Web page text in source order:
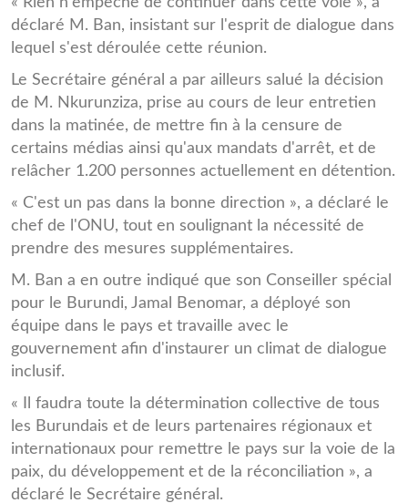
déclaré M. Ban, insistant sur l'esprit de dialogue dans
lequel s'est déroulée cette réunion.
Le Secrétaire général a par ailleurs salué la décision
de M. Nkurunziza, prise au cours de leur entretien
dans la matinée, de mettre fin à la censure de
certains médias ainsi qu'aux mandats d'arrêt, et de
relâcher 1.200 personnes actuellement en détention.
« C'est un pas dans la bonne direction », a déclaré le
chef de l'ONU, tout en soulignant la nécessité de
prendre des mesures supplémentaires.
M. Ban a en outre indiqué que son Conseiller spécial
pour le Burundi, Jamal Benomar, a déployé son
équipe dans le pays et travaille avec le
gouvernement afin d'instaurer un climat de dialogue
inclusif.
« Il faudra toute la détermination collective de tous
les Burundais et de leurs partenaires régionaux et
internationaux pour remettre le pays sur la voie de la
paix, du développement et de la réconciliation », a
déclaré le Secrétaire général.